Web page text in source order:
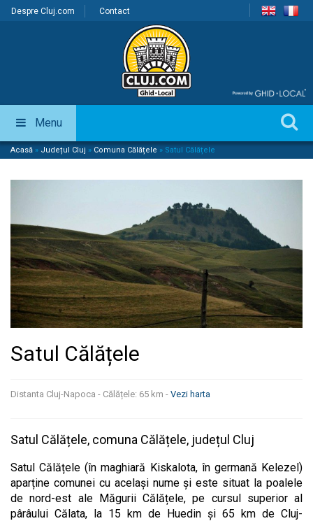
Despre Cluj.com Contact
Menu
Acasă » Județul Cluj » Comuna Călățele » Satul Călățele
Satul Călățele
Distanta Cluj-Napoca - Călățele: 65 km - Vezi harta
Satul Călățele, comuna Călățele, județul Cluj
Satul Călățele (în maghiară Kiskalota, în germană Kelezel)
aparține comunei cu același nume și este situat la poalele
de nord-est ale Măgurii Călățele, pe cursul superior al
pârâului Călata, la 15 km de Huedin și 65 km de Cluj-